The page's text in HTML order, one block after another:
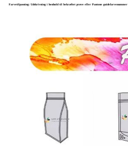
Farvetilpasning: Udskrivning i henhold til bekræftet prøve eller Pantone guidefarvenummer